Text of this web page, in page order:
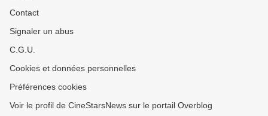
Contact
Signaler un abus
C.G.U.
Cookies et données personnelles
Préférences cookies
Voir le profil de CineStarsNews sur le portail Overblog